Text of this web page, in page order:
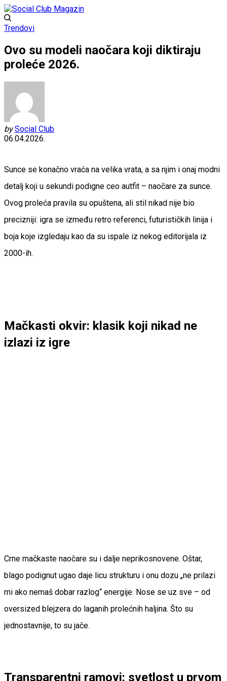
Trendovi
Ovo su modeli naočara koji diktiraju
proleće 2026.
by Social Club
06.04.2026.
Sunce se konačno vraća na velika vrata, a sa njim i onaj modni
detalj koji u sekundi podigne ceo autfit – naočare za sunce.
Ovog proleća pravila su opuštena, ali stil nikad nije bio
precizniji: igra se između retro referenci, futurističkih linija i
boja koje izgledaju kao da su ispale iz nekog editorijala iz
2000-ih.
Mačkasti okvir: klasik koji nikad ne
izlazi iz igre
Crne mačkaste naočare su i dalje neprikosnovene. Oštar,
blago podignut ugao daje licu strukturu i onu dozu „ne prilazi
mi ako nemaš dobar razlog“ energije. Nose se uz sve – od
oversized blejzera do laganih prolećnih haljina. Što su
jednostavnije, to su jače.
Transparentni ramovi: svetlost u prvom